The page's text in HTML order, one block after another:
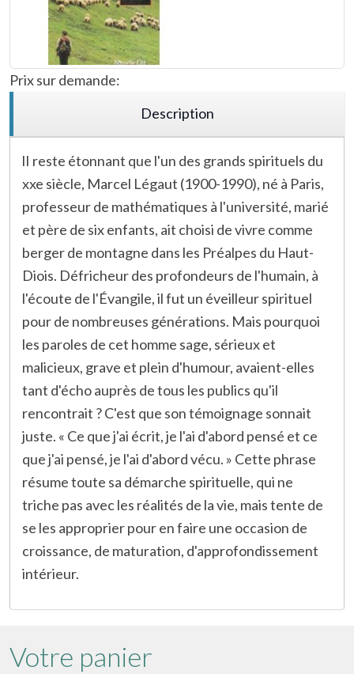
Prix sur demande:
Description
lI reste étonnant que l'un des grands spirituels du
xxe siècle, Marcel Légaut (1900-1990), né à Paris,
professeur de mathématiques à l'université, marié
et père de six enfants, ait choisi de vivre comme
berger de montagne dans les Préalpes du Haut-
Diois. Défricheur des profondeurs de l'humain, à
l'écoute de l'Évangile, il fut un éveilleur spirituel
pour de nombreuses générations. Mais pourquoi
les paroles de cet homme sage, sérieux et
malicieux, grave et plein d'humour, avaient-elles
tant d'écho auprès de tous les publics qu'il
rencontrait ? C'est que son témoignage sonnait
juste. « Ce que j'ai écrit, je l'ai d'abord pensé et ce
que j'ai pensé, je l'ai d'abord vécu. » Cette phrase
résume toute sa démarche spirituelle, qui ne
triche pas avec les réalités de la vie, mais tente de
se les approprier pour en faire une occasion de
croissance, de maturation, d'approfondissement
intérieur.
Votre panier